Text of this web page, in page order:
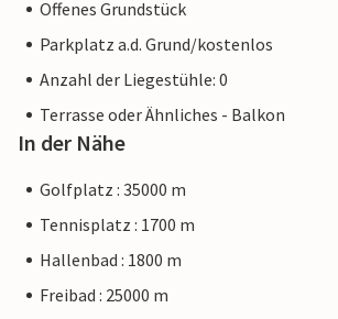
Offenes Grundstück
Parkplatz a.d. Grund/kostenlos
Anzahl der Liegestühle: 0
Terrasse oder Ähnliches - Balkon
In der Nähe
Golfplatz : 35000 m
Tennisplatz : 1700 m
Hallenbad : 1800 m
Freibad : 25000 m